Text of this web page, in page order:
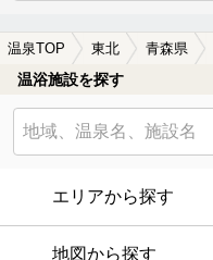
温泉TOP 東北 青森県
温浴施設を探す
エリアから探す
地図から探す